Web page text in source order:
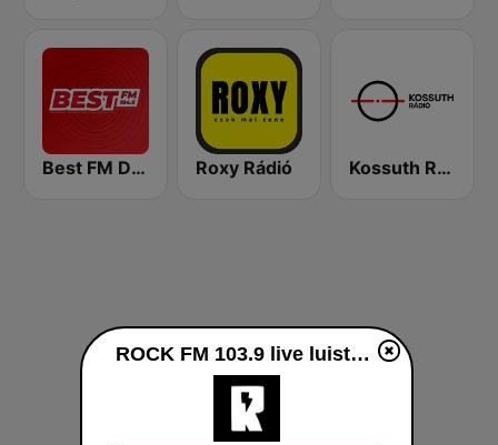
Best FM Debrecen Roxy Rádió Kossuth Rádió
ROCK FM 103.9 live luisteren